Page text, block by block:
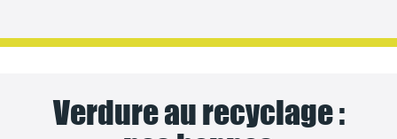
Verdure au recyclage :